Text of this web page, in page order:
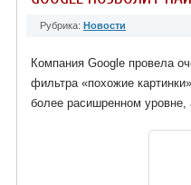
Рубрика: Новости
Компания Google провела
фильтра «похожие
более расишренном уровне,